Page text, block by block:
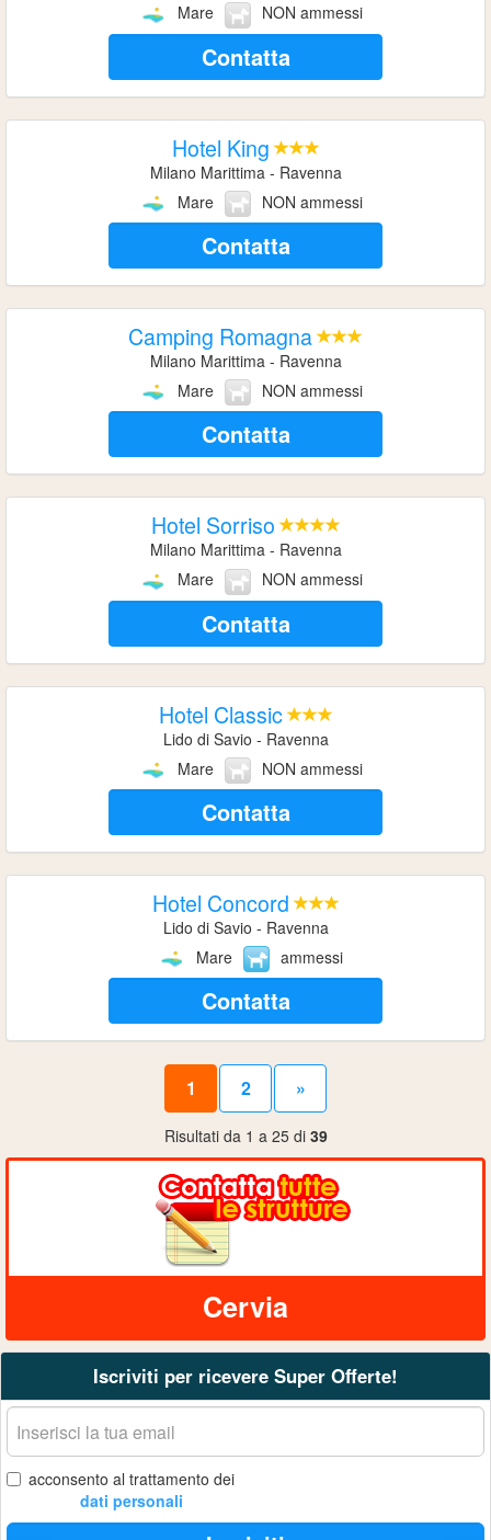
Mare
NON ammessi
Contatta
Hotel King
Milano Marittima - Ravenna
Mare
NON ammessi
Contatta
Camping Romagna
Milano Marittima - Ravenna
Mare
NON ammessi
Contatta
Hotel Sorriso
Milano Marittima - Ravenna
Mare
NON ammessi
Contatta
Hotel Classic
Lido di Savio - Ravenna
Mare
NON ammessi
Contatta
Hotel Concord
Lido di Savio - Ravenna
Mare
ammessi
Contatta
1 2 »
Risultati da 1 a 25 di 39
Cervia
Iscriviti per ricevere Super Offerte!
La
tua
email
acconsento al trattamento dei
dati personali